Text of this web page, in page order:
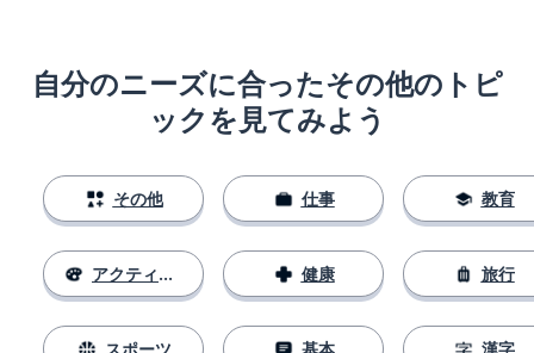
自分のニーズに合ったその他のトピ
ックを見てみよう
その他
アクティビティ
仕事
健康
教育
旅行